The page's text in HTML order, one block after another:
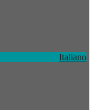
Italiano